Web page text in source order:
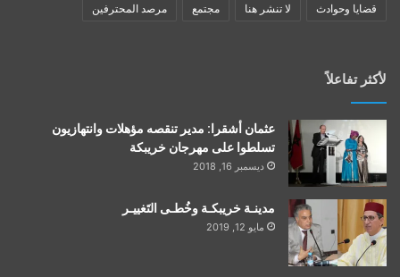
قضايا وحوادث لا تنشر هنا مجتمع مرصد المحترفين
لأكثر تفاعلاً
عثمان أشقرا: مدير تنقصه مؤهلات وانتهازيون
تسلطوا على مهرجان خريبكة
ديسمبر 16, 2018
مدينـة خريبكـة وخُطـى التَغييـر
مايو 12, 2019